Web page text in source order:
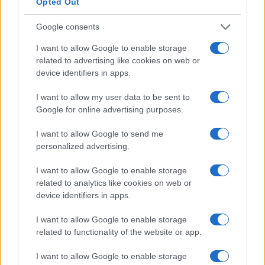
Google consents
I want to allow Google to enable storage
related to advertising like cookies on web or
device identifiers in apps.
I want to allow my user data to be sent to
Google for online advertising purposes.
I want to allow Google to send me
personalized advertising.
I want to allow Google to enable storage
related to analytics like cookies on web or
device identifiers in apps.
I want to allow Google to enable storage
related to functionality of the website or app.
I want to allow Google to enable storage
iniciada na China, mas depois mudou sua sede para a Ilha
de Malta, amigável à criptografia, na UE. Binance é
popular por seus serviços de troca de criptografia para
criptografia. Binance explodiu em cena na mania de 2017
mundo.
BitMart
BitMart é uma troca de criptografia das Ilhas Cayman. Ele
foi disponibilizado ao público em março de 2018. BitMart
tem uma liquidez realmente impressionante. Na época da
última atualização desta análise (20 de março de 2020,
bem no meio da crise com COVID-19), o volume de
negociação de 24 horas da BitMart era de US $ 1,8
bilhão. Este montante colocou BitMart no lugar nº. 24 na